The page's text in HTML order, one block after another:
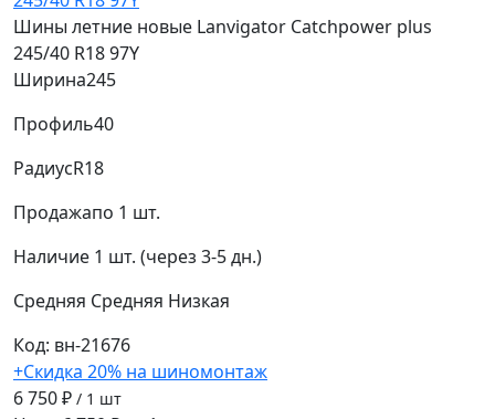
Шины летние новые Lanvigator Catchpower plus
245/40 R18 97Y
Ширина245
Профиль40
РадиусR18
Продажапо 1 шт.
Наличие 1 шт. (через 3-5 дн.)
Средняя Средняя Низкая
Код: вн-21676
+Скидка 20% на шиномонтаж
6 750 ₽ / 1 шт